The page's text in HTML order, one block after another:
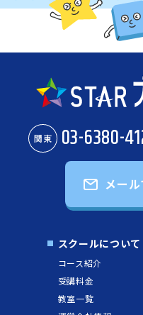
関東 03-6380-
メー
スクールについて
コース紹介
受講料金
教室一覧